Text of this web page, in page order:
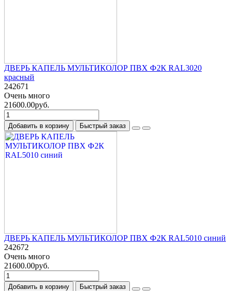
ДВЕРЬ КАПЕЛЬ МУЛЬТИКОЛОР ПВХ Ф2К RAL3020
красный
242671
Очень много
21600.00руб.
Добавить в корзину Быстрый заказ
ДВЕРЬ КАПЕЛЬ МУЛЬТИКОЛОР ПВХ Ф2К RAL5010 синий
242672
Очень много
21600.00руб.
Добавить в корзину Быстрый заказ